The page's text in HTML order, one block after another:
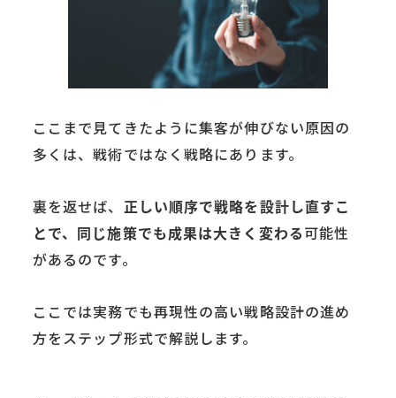
ここまで見てきたように集客が伸びない原因の
多くは、戦術ではなく戦略にあります。
裏を返せば、 正しい順序で戦略を設計し直すこ
とで、同じ施策でも成果は大きく変わる可能性
があるのです。
ここでは実務でも再現性の高い戦略設計の進め
方をステップ形式で解説します。